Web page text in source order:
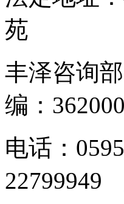
苑
丰泽咨询
编：362000
电话：
22799949